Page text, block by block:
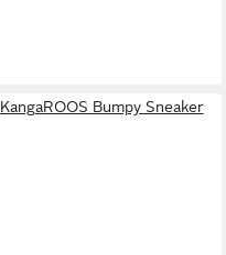
KangaROOS Bumpy Sneaker